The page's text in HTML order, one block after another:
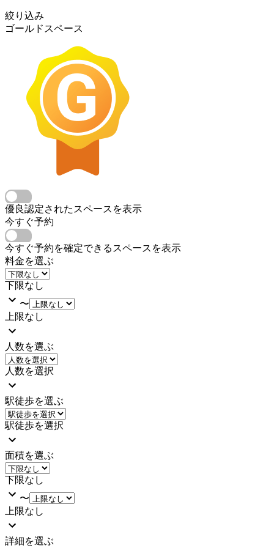
絞り込み
ゴールドスペース
優良認定されたスペースを表示
今すぐ予約
今すぐ予約を確定できるスペースを表示
料金を選ぶ
下限なし
〜
上限なし
人数を選ぶ
人数を選択
駅徒歩を選ぶ
駅徒歩を選択
面積を選ぶ
下限なし
〜
上限なし
詳細を選ぶ